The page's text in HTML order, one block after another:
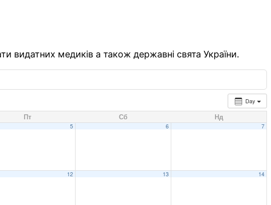
видатних медиків а також державні свята України.
Day
Пт Сб Нд
5 6 7
12 13 14